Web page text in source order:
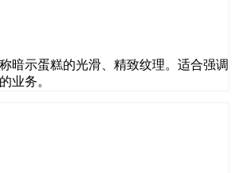
暗示蛋糕的光滑、精致纹理。适合强调
业务。